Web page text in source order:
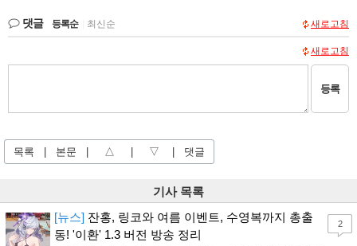
댓글 등록순 최신순 새로고침
새로고침
등록
목록 본문 △ ▽ 댓글
기사 목록
[뉴스] 잔홍, 링코와 여름 이벤트, 수영복까지 총출
동! '이환' 1.3 버전 방송 정리
2